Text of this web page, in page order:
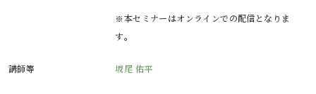
※本セミナーはオンラインでの配信となりま
す。
講師等 坂尾 佑平